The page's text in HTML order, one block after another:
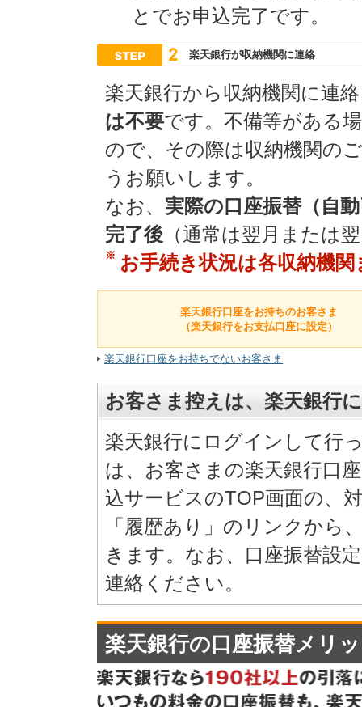
とでお申込完了です。
楽天銀行が収納機関に連絡
楽天銀行から収納機関に連
は不要です。不備等がある
ので、その際は収納機関の
うお願いします。
なお、 実際の口座振替（自
完了後 （通常は翌月または
※ お手続き状況は各収納機
楽天銀行口座をお持ちのお客さま
（楽天銀行をお支払口座に設定）
楽天銀行口座をお持ちでないお客さま
お客さま控えは、楽天銀行
楽天銀行にログインして行
は、お客さまの楽天銀行口
込サービスのTOP画面の、
「履歴あり」のリンクから
きます。なお、口座振替設
連絡ください。
楽天銀行の口座振替メリ